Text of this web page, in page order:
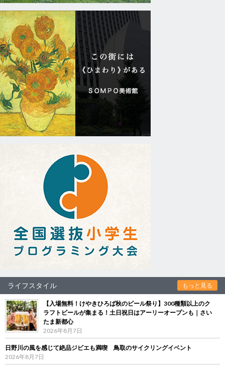
ライフスタイル もっと見る
【入場無料！けやきひろば秋のビール祭り】300種類以上のク
ラフトビールが集まる！土日祝日はアーリーオープンも｜さい
たま新都心
2026年8月7日
日野川の風を感じて絶品ジビエも満喫 鳥取のサイクリングイベント
2026年8月7日